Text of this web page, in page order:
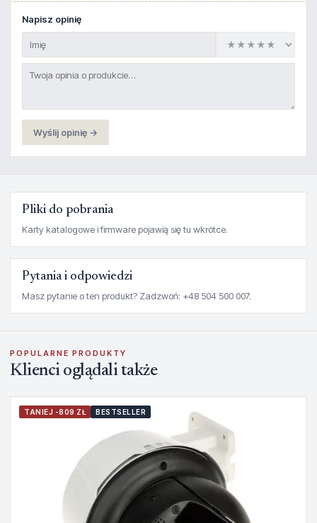
Napisz opinię
Wyślij opinię →
Pliki do pobrania
Karty katalogowe i firmware pojawią się tu wkrótce.
Pytania i odpowiedzi
Masz pytanie o ten produkt? Zadzwoń: +48 504 500 007.
POPULARNE PRODUKTY
Klienci oglądali także
TANIEJ -809 ZŁ BESTSELLER